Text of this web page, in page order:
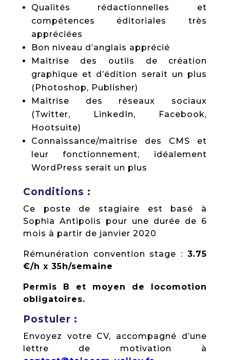
Qualités rédactionnelles et
compétences éditoriales très
appréciées
Bon niveau d’anglais apprécié
Maitrise des outils de création
graphique et d’édition serait un plus
(Photoshop, Publisher)
Maitrise des réseaux sociaux
(Twitter, LinkedIn, Facebook,
Hootsuite)
Connaissance/maitrise des CMS et
leur fonctionnement, idéalement
WordPress serait un plus
Conditions :
Ce poste de stagiaire est basé à
Sophia Antipolis pour une durée de 6
mois à partir de janvier 2020
Rémunération convention stage :3.75
€/h x 35h/semaine
Permis B et moyen de locomotion
obligatoires.
Postuler :
Envoyez votre CV, accompagné d’une
lettre de motivation à